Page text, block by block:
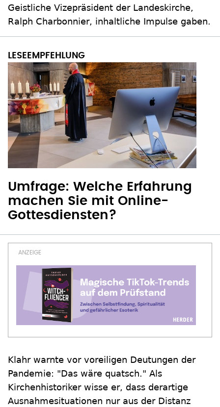
Geistliche Vizepräsident der Landeskirche,
Ralph Charbonnier, inhaltliche Impulse gaben.
Umfrage: Welche Erfahrung
machen Sie mit Online-
Gottesdiensten?
Klahr warnte vor voreiligen Deutungen der
Pandemie: "Das wäre quatsch." Als
Kirchenhistoriker wisse er, dass derartige
Ausnahmesituationen nur aus der Distanz